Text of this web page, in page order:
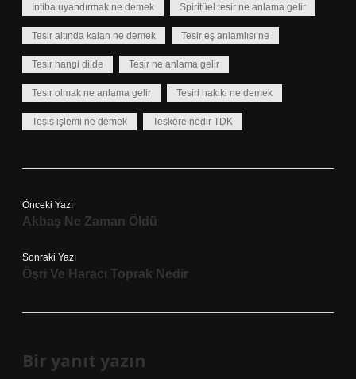
İntiba uyandırmak ne demek Spiritüel tesir ne anlama gelir
Tesir altında kalan ne demek Tesir eş anlamlısı ne
Tesir hangi dilde Tesir ne anlama gelir
Tesir olmak ne anlama gelir Tesiri hakiki ne demek
Tesis işlemi ne demek Teskere nedir TDK
Önceki Yazı
Akbaş Ne Zaman Öldü
Sonraki Yazı
Öşri Ve Haracı Toprak Nedir
Bir yanıt yazın